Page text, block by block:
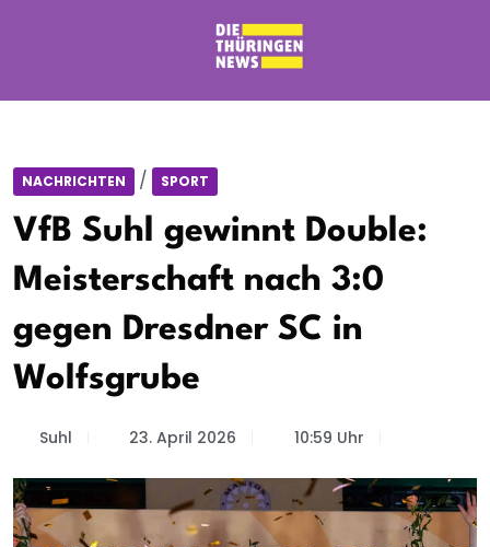
NACHRICHTEN / SPORT
VfB Suhl gewinnt Double:
Meisterschaft nach 3:0
gegen Dresdner SC in
Wolfsgrube
Suhl 23. April 2026 10:59 Uhr